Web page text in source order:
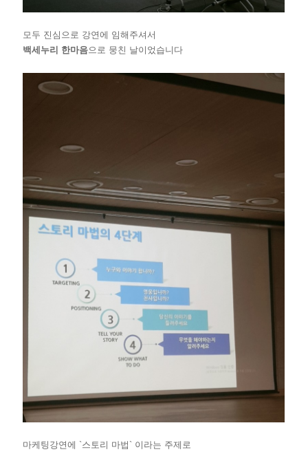
모두 진심으로 강연에 임해주셔서
백세누리 한마음으로 뭉친 날이었습니다
마케팅강연에 `스토리 마법` 이라는 주제로